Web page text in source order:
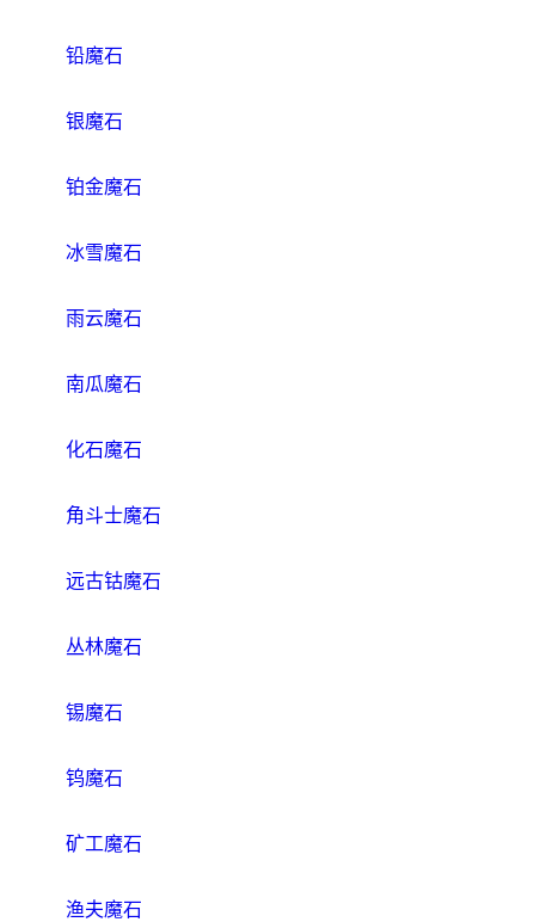
铅魔石
银魔石
铂金魔石
冰雪魔石
雨云魔石
南瓜魔石
化石魔石
角斗士魔石
远古钴魔石
丛林魔石
锡魔石
钨魔石
矿工魔石
渔夫魔石